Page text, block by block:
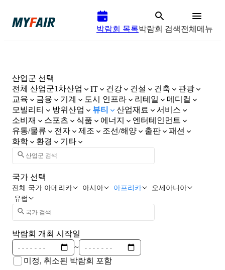
박람회 목록박람회 검색전체메뉴
산업군 선택
전체 산업군1차산업 IT 건강 건설 건축
관광
교육
금융 기계 도시 인프라 리테일
메디컬
모빌리티
방위산업 뷰티 산업재료
서비스
소비재
스포츠 식품 에너지
엔터테인먼트
유통/물류
전자 제조 조선/해양 출판
패션
화학
환경 기타
국가 선택
전체 국가 아메리카 아시아 아프리카
오세아니아
유럽
박람회 개최 시작일
~
미정, 취소된 박람회 포함